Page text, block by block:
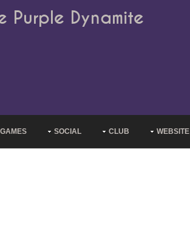
Purple Dynamite
GAMES SOCIAL CLUB WEBSITE